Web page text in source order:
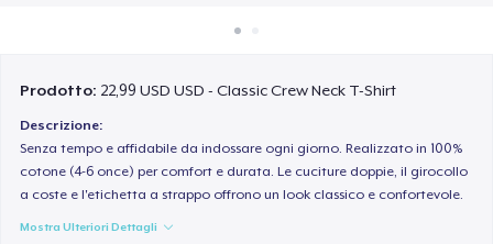
Prodotto: 22,99 USD USD - Classic Crew Neck T-Shirt
Descrizione:
Senza tempo e affidabile da indossare ogni giorno. Realizzato in 100%
cotone (4-6 once) per comfort e durata. Le cuciture doppie, il girocollo
a coste e l'etichetta a strappo offrono un look classico e confortevole.
Mostra Ulteriori Dettagli